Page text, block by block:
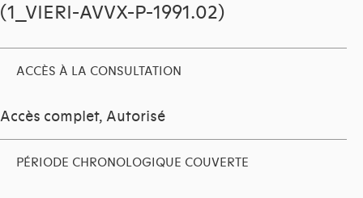
(1_VIERI-AVVX-P-1991.02)
ACCÈS À LA CONSULTATION
Accès complet, Autorisé
PÉRIODE CHRONOLOGIQUE COUVERTE